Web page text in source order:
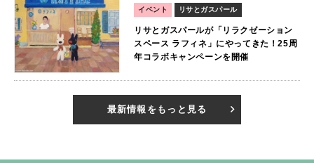
イベント リサとガスパール
リサとガスパールが「リラクゼーション
スペース ラフィネ」にやってきた！25周
年コラボキャンペーンを開催
最新情報をもっと見る